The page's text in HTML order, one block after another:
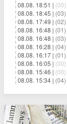
08.08. 18:51 | (00)
08.08. 18:45 | (03)
08.08. 17:49 | (02)
08.08. 16:48 | (01)
08.08. 16:48 | (03)
08.08. 16:28 | (04)
08.08. 16:17 | (01)
08.08. 16:05 | (00)
08.08. 15:46 | (00)
08.08. 15:34 | (04)